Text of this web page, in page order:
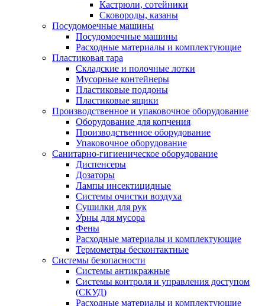
Кастрюли, сотейники
Сковороды, казаны
Посудомоечные машины
Посудомоечные машины
Расходные материалы и комплектующие
Пластиковая тара
Складские и полочные лотки
Мусорные контейнеры
Пластиковые поддоны
Пластиковые ящики
Производственное и упаковочное оборудование
Оборудование для копчения
Производственное оборудование
Упаковочное оборудование
Санитарно-гигиеническое оборудование
Диспенсеры
Дозаторы
Лампы инсектицидные
Системы очистки воздуха
Сушилки для рук
Урны для мусора
Фены
Расходные материалы и комплектующие
Термометры бесконтактные
Системы безопасности
Системы антикражные
Системы контроля и управления доступом
(СКУД)
Расходные материалы и комплектующие